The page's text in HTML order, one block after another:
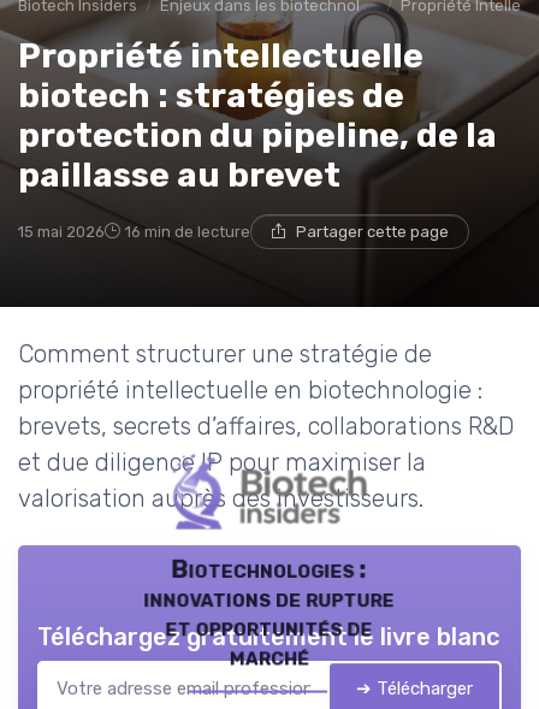
Biotech Insiders Enjeux dans les biotechnologies Propriété
Propriété intellectuelle
biotech : stratégies de
protection du pipeline, de la
paillasse au brevet
15 mai 2026 16 min de lecture Partager cette page
Comment structurer une stratégie de
propriété intellectuelle en biotechnologie :
brevets, secrets d’affaires, collaborations R&D
et due diligence IP pour maximiser la
valorisation auprès des investisseurs.
Biotechnologies :
innovations de rupture
et opportunités de
marché
Téléchargez gratuitement le livre blanc
➔ Télécharger